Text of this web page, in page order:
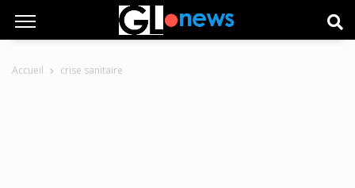
Accueil crise sanitaire